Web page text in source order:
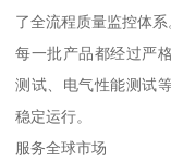
了全流程质量监控体系
每一批产品都经过严
测试、电气性能测试
稳定运行。
服务全球市场